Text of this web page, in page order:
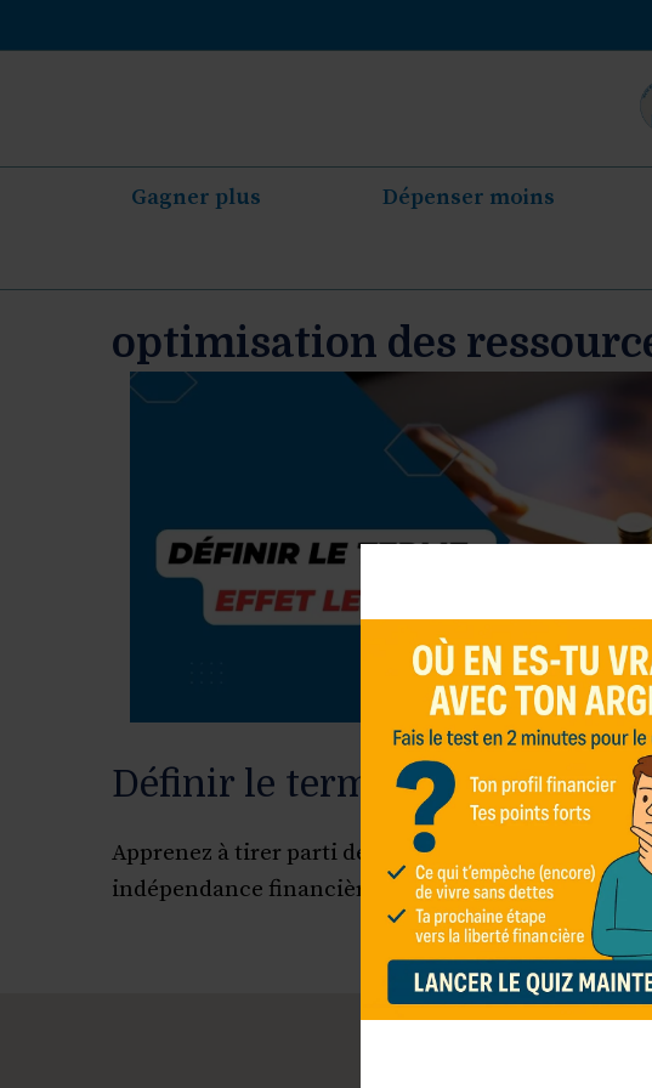
au
Gagner plus Dépenser moins
optimisation des
Définir le terme : effet levier
Apprenez à tirer parti de l’effet levier pour
indépendance financière. Découvrez nos astuces